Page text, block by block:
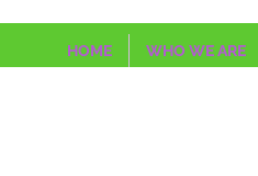
HOME WHO WE ARE